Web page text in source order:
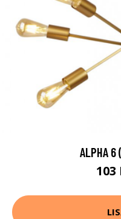
ALPHA 6
103